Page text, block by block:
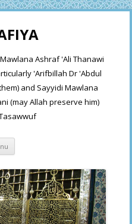
Ashraf 'Ali Thanawi
'Arifbillah Dr 'Abdul
and Sayyidi Mawlana
(may Allah preserve him)
Skip
content